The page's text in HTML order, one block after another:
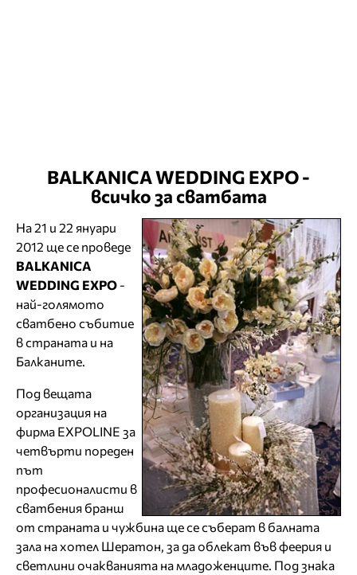
BALKANICA WEDDING EXPO -
всичко за сватбата
На 21 и 22 януари
2012 ще се проведе
BALKANICA
WEDDING EXPO -
най-голямото
сватбено събитие
в страната и на
Балканите.
Под вещата
организация на
фирма EXPOLINE за
четвърти пореден
път
професионалисти в
сватбения бранш
от страната и чужбина ще се съберат в балната
зала на хотел Шератон, за да облекат във феерия и
светлини очакванията на младоженците. Под знака